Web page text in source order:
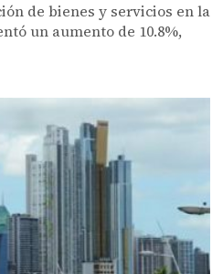
de bienes y servicios en la
un aumento de 10.8%,